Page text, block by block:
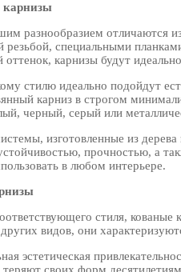
карнизы
разнообразием отличаются
резьбой, специальными
карнизы будут
стилю идеально подойдут
карниз в строгом
черный, серый или
изготовленные из
прочностью, а
в любом интерьере.
стиля,
видов, они
эстетическая